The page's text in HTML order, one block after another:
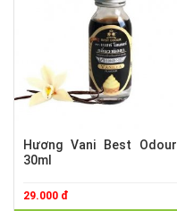
Hương Vani Best Odour
30ml
29.000 đ